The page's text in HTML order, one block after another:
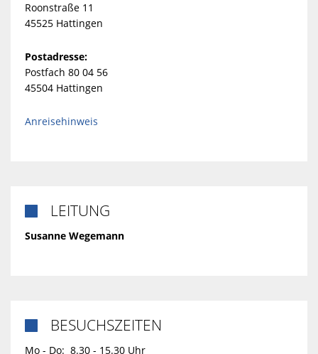
Roonstraße 11
45525 Hattingen
Postadresse:
Postfach 80 04 56
45504 Hattingen
Anreisehinweis
LEITUNG
Susanne Wegemann
BESUCHSZEITEN
Mo - Do: 8.30 - 15.30 Uhr